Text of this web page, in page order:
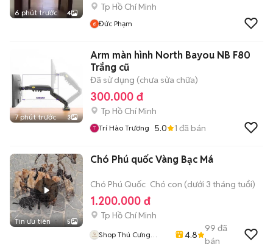
6 phút trước 4
Tp Hồ Chí Minh
Đức Phạm
7 phút trước 3
Arm màn hình North Bayou NB F80
Trắng cũ
Đã sử dụng (chưa sửa chữa)
300.000 đ
Tp Hồ Chí Minh
Trí Hào Trương 5.0 1 đã bán
Tin ưu tiên 5
Chó Phú quốc Vàng Bạc Má
Chó Phú Quốc Chó con (dưới 3 tháng tuổi)
1.200.000 đ
Tp Hồ Chí Minh
Shop Thú Cưng
4.8
99 đã
bán